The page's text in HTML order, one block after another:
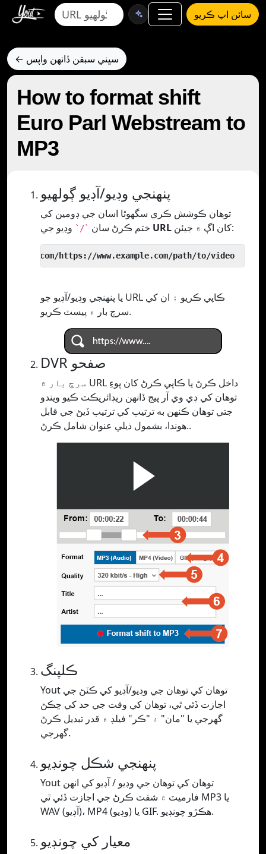
سائن اپ ڪريو
← سڀني سبقن ڏانهن واپس
How to format shift
Euro Parl Webstream to
MP3
پنھنجي وڊيو/آڊيو ڳولھيو
توھان ڪوشش ڪري سگھوٿا اسان جي ڊومين کي
ختم ڪرڻ سان `/` URL کان اڳ ۾ جيئن:
يا پنھنجي وڊيو/آڊيو جو URL ڪاپي ڪريو ۽ ان کي
سرچ بار ۾ پيسٽ ڪريو.
DVR صفحو
سرچ بار ۾ URL داخل ڪرڻ يا ڪاپي ڪرڻ کان پوءِ
توهان کي ڊي وي آر پيج ڏانهن ريڊائريڪٽ ڪيو ويندو
جتي توهان ڪنهن به ترتيب کي ترتيب ڏيڻ جي قابل
هوندا، بشمول ذيلي عنوان شامل ڪرڻ..
ڪلپنگ
Yout توهان کي توهان جي وڊيو/آڊيو کي ڪٽڻ جي
اجازت ڏئي ٿي، توهان کي وقت جي حد کي ڇڪڻ
گهرجي يا "مان" ۽ "ڪر" فيلڊ ۾ قدر تبديل ڪرڻ
گهرجي.
پنھنجي شڪل چونڊيو
Yout توهان کي توهان جي وڊيو / آڊيو کي انهن
فارميٽ ۾ شفٽ ڪرڻ جي اجازت ڏئي ٿي MP3 يا
WAV (آڊيو)، MP4 (وڊيو) يا GIF. ھڪڙو چونڊيو.
معيار کي چونڊيو